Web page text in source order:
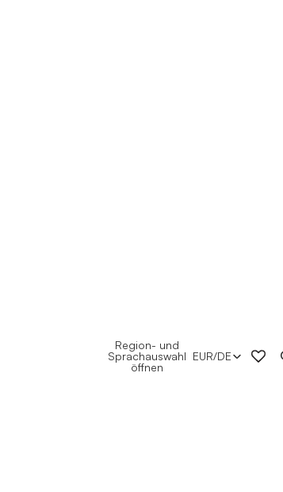
Region- und
Sprachauswahl
öffnen
EUR/DE